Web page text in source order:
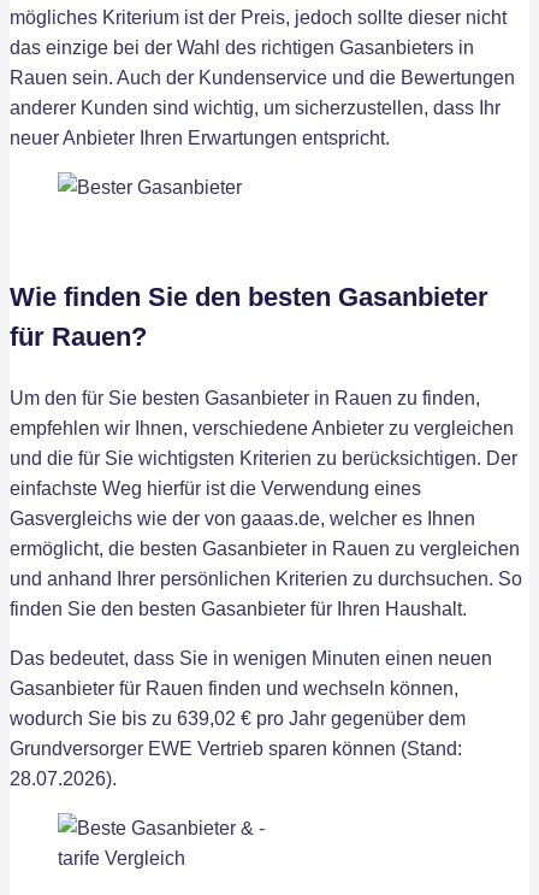
mögliches Kriterium ist der Preis, jedoch sollte dieser nicht
das einzige bei der Wahl des richtigen Gasanbieters in
Rauen sein. Auch der Kundenservice und die Bewertungen
anderer Kunden sind wichtig, um sicherzustellen, dass Ihr
neuer Anbieter Ihren Erwartungen entspricht.
Wie finden Sie den besten Gasanbieter
für Rauen?
Um den für Sie besten Gasanbieter in Rauen zu finden,
empfehlen wir Ihnen, verschiedene Anbieter zu vergleichen
und die für Sie wichtigsten Kriterien zu berücksichtigen. Der
einfachste Weg hierfür ist die Verwendung eines
Gasvergleichs wie der von gaaas.de, welcher es Ihnen
ermöglicht, die besten Gasanbieter in Rauen zu vergleichen
und anhand Ihrer persönlichen Kriterien zu durchsuchen. So
finden Sie den besten Gasanbieter für Ihren Haushalt.
Das bedeutet, dass Sie in wenigen Minuten einen neuen
Gasanbieter für Rauen finden und wechseln können,
wodurch Sie bis zu 639,02 € pro Jahr gegenüber dem
Grundversorger EWE Vertrieb sparen können (Stand:
28.07.2026).